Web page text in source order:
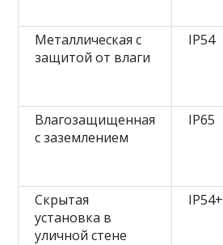
Металлическая с
защитой от влаги
IP54
Влагозащищенная
с заземлением
IP65
Скрытая
установка в
уличной стене
IP54+